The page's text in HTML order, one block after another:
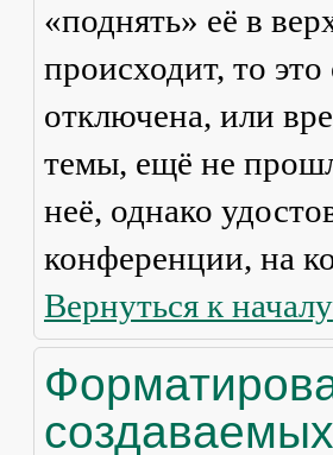
«поднять» её в
происходит, то
отключена, или
темы, ещё не
неё, однако
конференции, на
Вернуться к началу